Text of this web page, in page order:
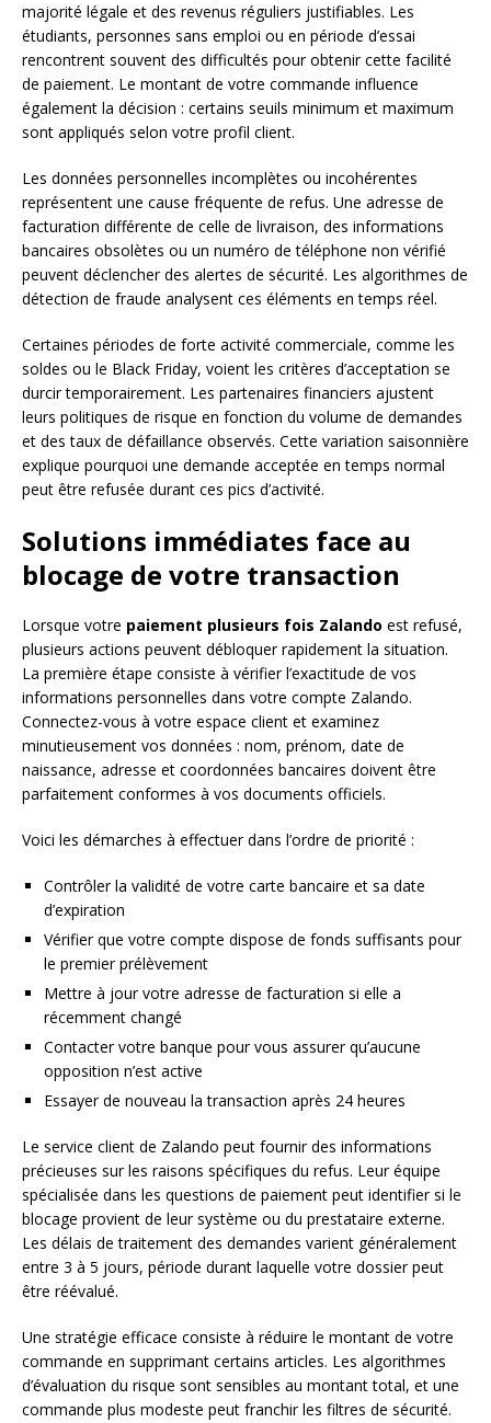
majorité légale et des revenus réguliers justifiables. Les
étudiants, personnes sans emploi ou en période d’essai
rencontrent souvent des difficultés pour obtenir cette facilité
de paiement. Le montant de votre commande influence
également la décision : certains seuils minimum et maximum
sont appliqués selon votre profil client.
Les données personnelles incomplètes ou incohérentes
représentent une cause fréquente de refus. Une adresse de
facturation différente de celle de livraison, des informations
bancaires obsolètes ou un numéro de téléphone non vérifié
peuvent déclencher des alertes de sécurité. Les algorithmes de
détection de fraude analysent ces éléments en temps réel.
Certaines périodes de forte activité commerciale, comme les
soldes ou le Black Friday, voient les critères d’acceptation se
durcir temporairement. Les partenaires financiers ajustent
leurs politiques de risque en fonction du volume de demandes
et des taux de défaillance observés. Cette variation saisonnière
explique pourquoi une demande acceptée en temps normal
peut être refusée durant ces pics d’activité.
Solutions immédiates face au
blocage de votre transaction
Lorsque votre paiement plusieurs fois Zalando est refusé,
plusieurs actions peuvent débloquer rapidement la situation.
La première étape consiste à vérifier l’exactitude de vos
informations personnelles dans votre compte Zalando.
Connectez-vous à votre espace client et examinez
minutieusement vos données : nom, prénom, date de
naissance, adresse et coordonnées bancaires doivent être
parfaitement conformes à vos documents officiels.
Voici les démarches à effectuer dans l’ordre de priorité :
Contrôler la validité de votre carte bancaire et sa date
d’expiration
Vérifier que votre compte dispose de fonds suffisants pour
le premier prélèvement
Mettre à jour votre adresse de facturation si elle a
récemment changé
Contacter votre banque pour vous assurer qu’aucune
opposition n’est active
Essayer de nouveau la transaction après 24 heures
Le service client de Zalando peut fournir des informations
précieuses sur les raisons spécifiques du refus. Leur équipe
spécialisée dans les questions de paiement peut identifier si le
blocage provient de leur système ou du prestataire externe.
Les délais de traitement des demandes varient généralement
entre 3 à 5 jours, période durant laquelle votre dossier peut
être réévalué.
Une stratégie efficace consiste à réduire le montant de votre
commande en supprimant certains articles. Les algorithmes
d’évaluation du risque sont sensibles au montant total, et une
commande plus modeste peut franchir les filtres de sécurité.